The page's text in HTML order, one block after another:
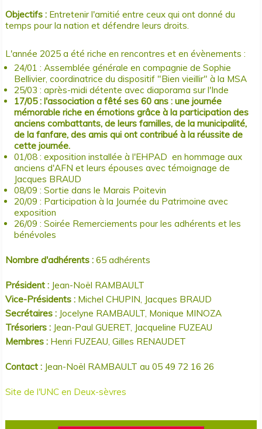
GYMNASTIQUE SAINT MARTIN
LES RANDONNÉES CHICHÉENNES
STOCK CARS LE TALLUD DE CHICHÉ
LE PARTAGEUR
L'UNI VERS SOI 79
CHICHÉ HUMANITAIRE
COMMUNAUTÉ LOCALE CATHOLIQUE DE CHICHÉ
CUMA LA PAS SANS PEINE
FAMILLES RURALES
LE PANIER DU THOUARET
LE RURAL - GROUPEMENT D'EMPLOYEURS
LES AMIS DE LA MAISON DE RETRAITE
MAM LES CHICHOUX
SAINT JOSEPH BERGER FIDÈLE EN AFRIQUE (JBFA)
U.N.C. (SECTION DE CHICHÉ)
URBANISME
Objectifs : Entretenir l'amitié entre ceux qui ont donné du
temps pour la nation et défendre leurs droits.
L'année 2025 a été riche en rencontres et en évènements :
24/01 : Assemblée générale en compagnie de Sophie
Bellivier, coordinatrice du dispositif "Bien vieillir" à la MSA
25/03 : après-midi détente avec diaporama sur l'Inde
17/05 : l'association a fêté ses 60 ans : une journée
mémorable riche en émotions grâce à la participation des
anciens combattants, de leurs familles, de la municipalité,
de la fanfare, des amis qui ont contribué à la réussite de
cette journée.
01/08 : exposition installée à l'EHPAD en hommage aux
anciens d'AFN et leurs épouses avec témoignage de
Jacques BRAUD
08/09 : Sortie dans le Marais Poitevin
20/09 : Participation à la Journée du Patrimoine avec
exposition
26/09 : Soirée Remerciements pour les adhérents et les
bénévoles
Nombre d'adhérents : 65 adhérents
Président : Jean-Noël RAMBAULT
Vice-Présidents : Michel CHUPIN, Jacques BRAUD
Secrétaires : Jocelyne RAMBAULT, Monique MINOZA
Trésoriers : Jean-Paul GUERET, Jacqueline FUZEAU
Membres : Henri FUZEAU, Gilles RENAUDET
Contact : Jean-Noël RAMBAULT au 05 49 72 16 26
Site de l'UNC en Deux-sèvres